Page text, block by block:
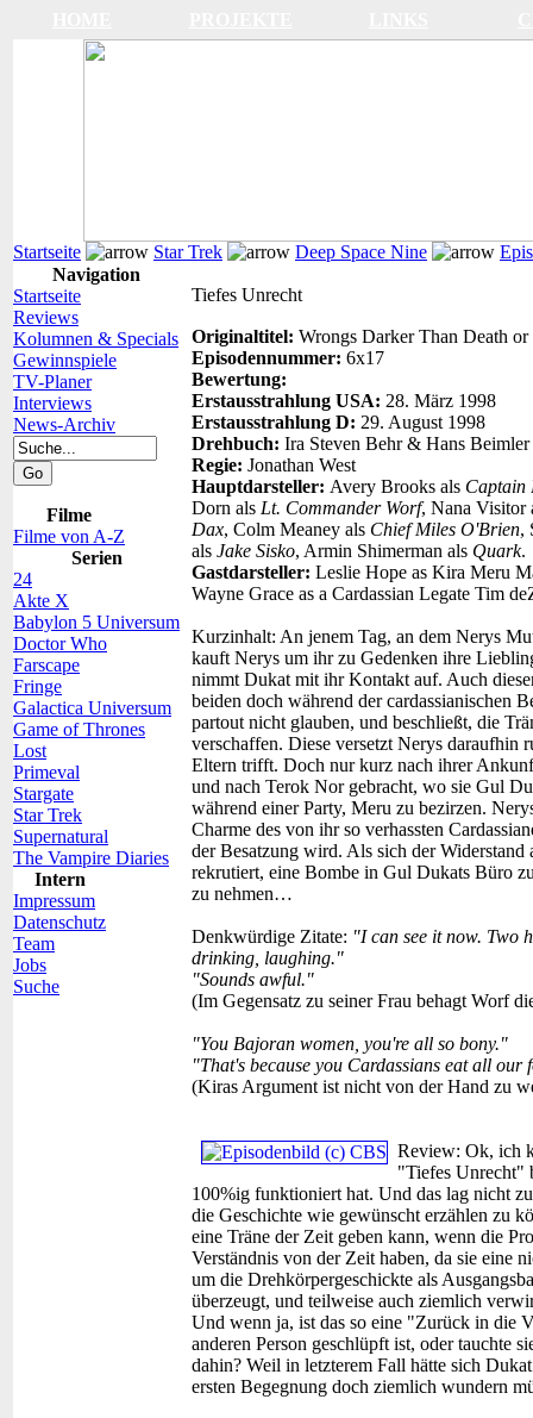
Startseite Star Trek Deep Space Nine
Navigation
Startseite
Reviews
Kolumnen & Specials
Gewinnspiele
TV-Planer
Interviews
News-Archiv
Filme
Filme von A-Z
Serien
24
Akte X
Babylon 5 Universum
Doctor Who
Farscape
Fringe
Galactica Universum
Game of Thrones
Lost
Primeval
Stargate
Star Trek
Supernatural
The Vampire Diaries
Intern
Impressum
Datenschutz
Team
Jobs
Suche
Tiefes Unrecht
Originaltitel: Wrongs Darker Than Death
Episodennummer: 6x17
Bewertung:
Erstausstrahlung USA: 28. März 1998
Erstausstrahlung D: 29. August 1998
Drehbuch: Ira Steven Behr & Hans Beimler
Regie: Jonathan West
Hauptdarsteller: Avery Brooks als Captain
Dorn als Lt. Commander Worf, Nana Visitor
Dax, Colm Meaney als Chief Miles O'Brien,
als Jake Sisko, Armin Shimerman als Quark.
Gastdarsteller: Leslie Hope as Kira Meru
Wayne Grace as a Cardassian Legate Tim
Kurzinhalt: An jenem Tag, an dem Nerys
kauft Nerys um ihr zu Gedenken ihre
nimmt Dukat mit ihr Kontakt auf. Auch
beiden doch während der cardassianischen
partout nicht glauben, und beschließt, die
verschaffen. Diese versetzt Nerys daraufhin
Eltern trifft. Doch nur kurz nach ihrer
und nach Terok Nor gebracht, wo sie Gul
während einer Party, Meru zu bezirzen.
Charme des von ihr so verhassten
der Besatzung wird. Als sich der
rekrutiert, eine Bombe in Gul Dukats Büro
zu nehmen…
Denkwürdige Zitate: "I can see it now. Two
drinking, laughing."
"Sounds awful."
(Im Gegensatz zu seiner Frau behagt Worf
"You Bajoran women, you're all so bony."
"That's because you Cardassians eat all our
(Kiras Argument ist nicht von der Hand zu
Review: Ok, ich
"Tiefes Unrecht"
100%ig funktioniert hat. Und das lag nicht
die Geschichte wie gewünscht erzählen zu
eine Träne der Zeit geben kann, wenn die
Verständnis von der Zeit haben, da sie eine
um die Drehkörpergeschickte als
überzeugt, und teilweise auch ziemlich
Und wenn ja, ist das so eine "Zurück in die
anderen Person geschlüpft ist, oder tauchte
dahin? Weil in letzterem Fall hätte sich
ersten Begegnung doch ziemlich wundern